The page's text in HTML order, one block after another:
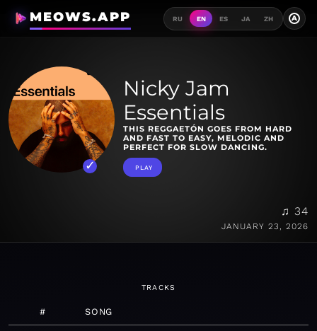
MEOWS.APP RU EN ES JA ZH A
Nicky Jam
Essentials
THIS REGGAETÓN GOES FROM HARD
AND FAST TO EASY, MELODIC AND
PERFECT FOR SLOW DANCING.
PLAY
♫ 34
JANUARY 23, 2026
TRACKS
# SONG